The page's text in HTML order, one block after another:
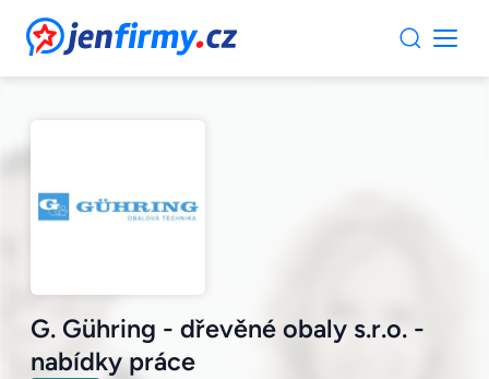
JenFirmy.cz
G. Gühring - dřevěné obaly s.r.o. -
nabídky práce